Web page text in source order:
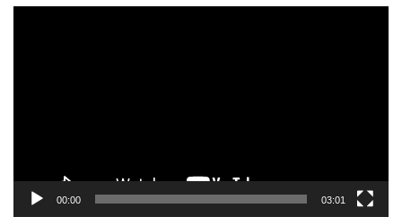
00:00 03:01